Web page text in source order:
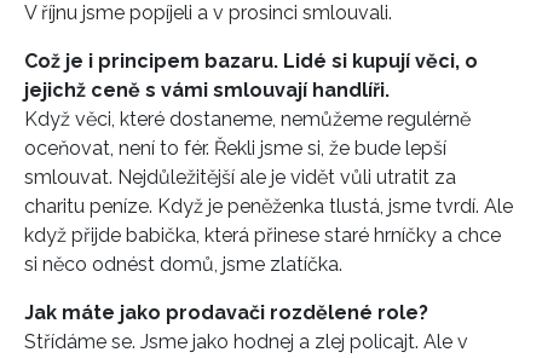
V říjnu jsme popíjeli a v prosinci smlouvali.
Což je i principem bazaru. Lidé si kupují věci, o
jejichž ceně s vámi smlouvají handlíři.
Když věci, které dostaneme, nemůžeme regulérně
oceňovat, není to fér. Řekli jsme si, že bude lepší
smlouvat. Nejdůležitější ale je vidět vůli utratit za
charitu peníze. Když je peněženka tlustá, jsme tvrdí. Ale
když přijde babička, která přinese staré hrníčky a chce
si něco odnést domů, jsme zlatíčka.
Jak máte jako prodavači rozdělené role?
Střídáme se. Jsme jako hodnej a zlej policajt. Ale v